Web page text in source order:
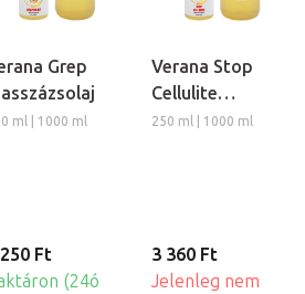
Grep
ml | 1000 ml
Ft
(24ó
Verana Stop
Cellulite
masszázsolaj
250 ml | 1000 ml
3 360 Ft
Jelenleg nem